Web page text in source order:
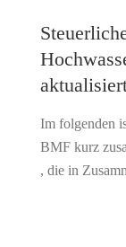
Im folgenden
BMF kurz
, die in